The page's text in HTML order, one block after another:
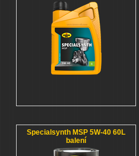
Specialsynth MSP 5W-40 60L
balení